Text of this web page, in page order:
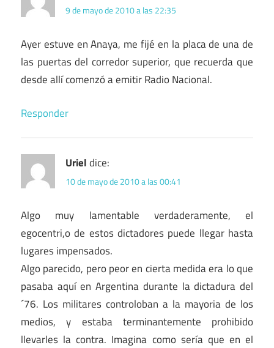
9 de mayo de 2010 a las 22:35
Ayer estuve en Anaya, me fijé en la placa de una de
las puertas del corredor superior, que recuerda que
desde allí comenzó a emitir Radio Nacional.
Responder
Urieldice:
10 de mayo de 2010 a las 00:41
Algo muy lamentable verdaderamente, el
egocentri,o de estos dictadores puede llegar hasta
lugares impensados.
Algo parecido, pero peor en cierta medida era lo que
pasaba aquí en Argentina durante la dictadura del
´76. Los militares controloban a la mayoria de los
medios, y estaba terminantemente prohibido
llevarles la contra. Imagina como sería que en el